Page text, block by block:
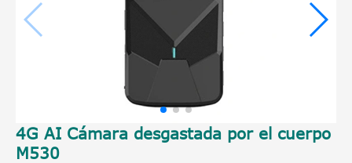
4G AI Cámara desgastada por el cuerpo
M530